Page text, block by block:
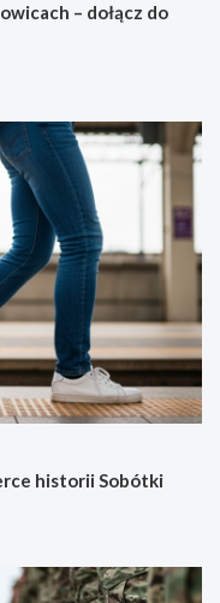
– dołącz do
historii Sobótki